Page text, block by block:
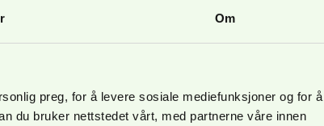
Om
preg, for å levere sosiale mediefunksjoner og for å
du bruker nettstedet vårt, med partnerne våre innen
avtale fra
2023